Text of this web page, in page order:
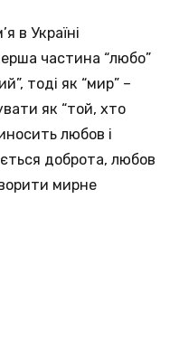
в Україні
частина “любо”
тоді як “мир” –
як “той, хто
любов і
доброта, любов
мирне